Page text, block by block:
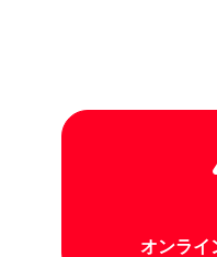
オンライ